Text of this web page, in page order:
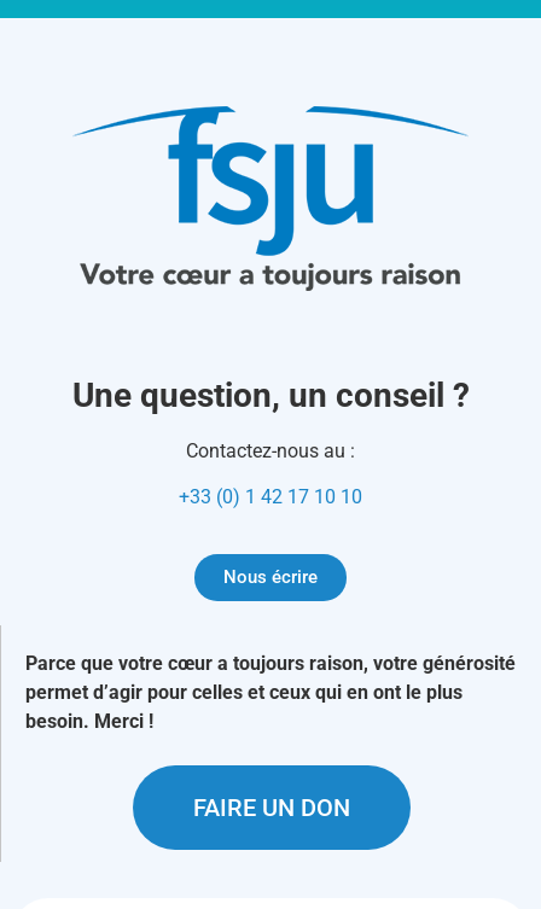
Une question, un conseil ?
Contactez-nous au :
+33 (0) 1 42 17 10 10
Nous écrire
Parce que votre cœur a toujours raison, votre générosité
permet d’agir pour celles et ceux qui en ont le plus
besoin. Merci !
FAIRE UN DON